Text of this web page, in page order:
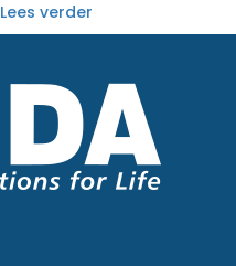
Lees verder